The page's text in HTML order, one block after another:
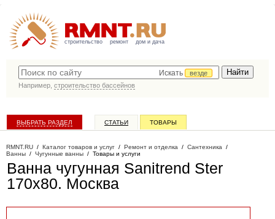
строительство ремонт дом и дача
Искать
везде
Например, строительство бассейнов
ВЫБРАТЬ РАЗДЕЛ СТАТЬИ ТОВАРЫ
RMNT.RU / Каталог товаров и услуг / Ремонт и отделка / Сантехника /
Ванны / Чугунные ванны / Товары и услуги
Ванна чугунная Sanitrend Ster
170х80. Москва